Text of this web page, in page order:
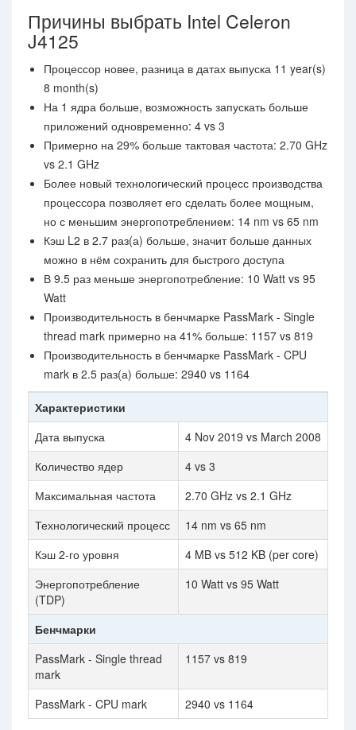
Причины выбрать Intel Celeron
J4125
Процессор новее, разница в датах выпуска 11 year(s)
8 month(s)
На 1 ядра больше, возможность запускать больше
приложений одновременно: 4 vs 3
Примерно на 29% больше тактовая частота: 2.70 GHz
vs 2.1 GHz
Более новый технологический процесс производства
процессора позволяет его сделать более мощным,
но с меньшим энергопотреблением: 14 nm vs 65 nm
Кэш L2 в 2.7 раз(а) больше, значит больше данных
можно в нём сохранить для быстрого доступа
В 9.5 раз меньше энергопотребление: 10 Watt vs 95
Watt
Производительность в бенчмарке PassMark - Single
thread mark примерно на 41% больше: 1157 vs 819
Производительность в бенчмарке PassMark - CPU
mark в 2.5 раз(а) больше: 2940 vs 1164
Характеристики
Дата выпуска
4 Nov 2019 vs March 2008
Количество ядер
4 vs 3
Максимальная частота
2.70 GHz vs 2.1 GHz
Технологический процесс
14 nm vs 65 nm
Кэш 2-го уровня
4 MB vs 512 KB (per core)
Энергопотребление
(TDP)
10 Watt vs 95 Watt
Бенчмарки
PassMark - Single thread
mark
1157 vs 819
PassMark - CPU mark 2940 vs 1164